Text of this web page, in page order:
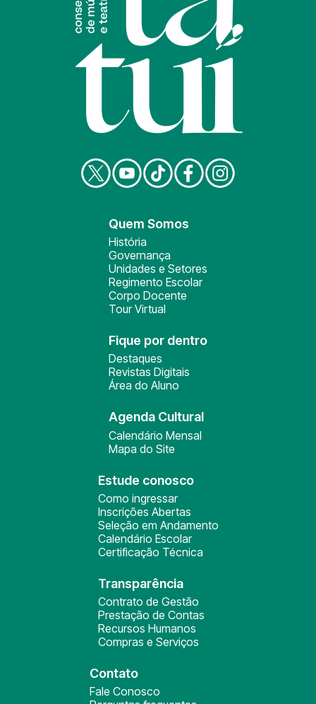
Quem Somos
História
Governança
Unidades e Setores
Regimento Escolar
Corpo Docente
Tour Virtual
Fique por dentro
Destaques
Revistas Digitais
Área do Aluno
Agenda Cultural
Calendário Mensal
Mapa do Site
Estude conosco
Como ingressar
Inscrições Abertas
Seleção em Andamento
Calendário Escolar
Certificação Técnica
Transparência
Contrato de Gestão
Prestação de Contas
Recursos Humanos
Compras e Serviços
Contato
Fale Conosco